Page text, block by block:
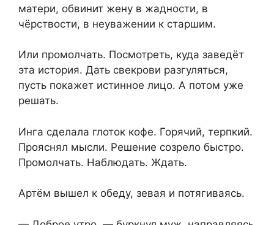
матери, обвинит жену в жадности, в
чёрствости, в неуважении к старшим.
Или промолчать. Посмотреть, куда заведёт
эта история. Дать свекрови разгуляться,
пусть покажет истинное лицо. А потом уже
решать.
Инга сделала глоток кофе. Горячий, терпкий.
Прояснял мысли. Решение созрело быстро.
Промолчать. Наблюдать. Ждать.
Артём вышел к обеду, зевая и потягиваясь.